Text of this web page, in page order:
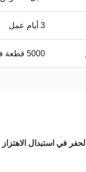
3 أيام عمل
5000 قطعة في السنة
في استبدال الاهتزاز